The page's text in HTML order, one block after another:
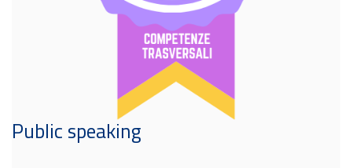
Public speaking